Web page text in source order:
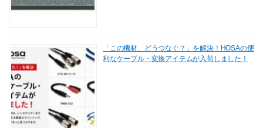
「この機材、どうつなぐ？」を解決！HOSAの便
利なケーブル・変換アイテムが入荷しました！